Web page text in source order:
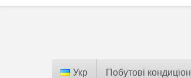
Укр Побутові